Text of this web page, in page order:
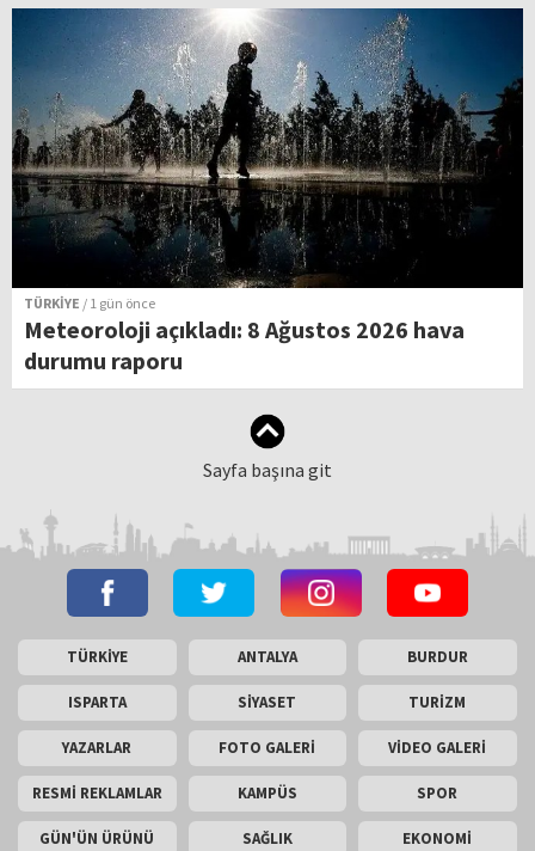
TÜRKİYE / 1 gün önce
Meteoroloji açıkladı: 8 Ağustos 2026 hava
durumu raporu
Sayfa başına git
TÜRKİYE ANTALYA BURDUR
ISPARTA SİYASET TURİZM
YAZARLAR FOTO GALERİ VİDEO GALERİ
RESMİ REKLAMLAR KAMPÜS SPOR
GÜN'ÜN ÜRÜNÜ SAĞLIK EKONOMİ